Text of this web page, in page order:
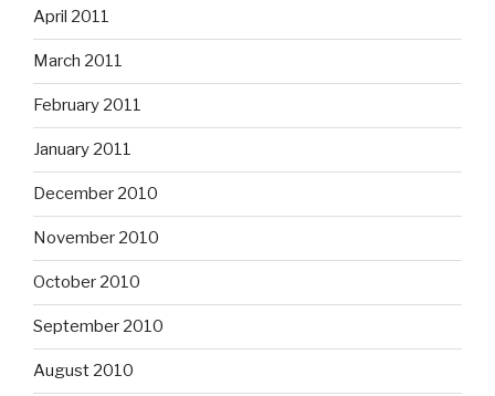
April 2011
March 2011
February 2011
January 2011
December 2010
November 2010
October 2010
September 2010
August 2010